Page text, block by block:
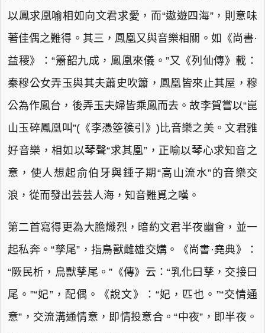
以鳳求凰喻相如向文君求愛，而“遨遊四海”，則意味
著佳偶之難得。其三，鳳凰又與音樂相關。如《尚書·
益稷》：“簫韶九成，鳳凰來儀。”又《列仙傳》載：
秦穆公女弄玉與其夫蕭史吹簫，鳳凰皆來止其屋，穆
公為作鳳台，後弄玉夫婦皆乘鳳而去。故李賀嘗以“崑
山玉碎鳳凰叫”(《李憑箜篌引》)比音樂之美。文君雅
好音樂，相如以琴聲“求其凰”，正喻以琴心求知音之
意，使人想起俞伯牙與鍾子期“高山流水”的音樂交
浪，從而發出芸芸人海，知音難覓之嘆。
第二首寫得更為大膽熾烈，暗約文君半夜幽會，並一
起私奔。“孳尾”，指鳥獸雌雄交媾。《尚書·堯典》：
“厥民析，鳥獸孳尾。”《傳》云：“乳化曰孳，交接曰
尾。”“妃”，配偶。《說文》：“妃，匹也。”“交情通
意”，交流溝通情意，即情投意合。“中夜”，即半夜。